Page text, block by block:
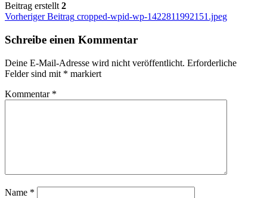
Beitrag erstellt 2
Beitragsnavigation
Vorheriger Beitrag cropped-wpid-wp-1422811992151.jpeg
Schreibe einen Kommentar
Deine E-Mail-Adresse wird nicht veröffentlicht. Erforderliche
Felder sind mit * markiert
Kommentar *
Name *